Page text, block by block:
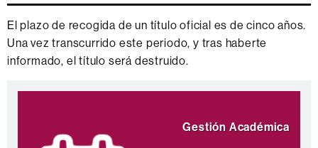
El plazo de recogida de un título oficial es de cinco años.
Una vez transcurrido este periodo, y tras haberte
informado, el título será destruido.
Información
Destacamos
Gestión Académica